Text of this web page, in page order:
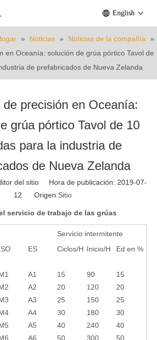
English
» Noticias » Noticias de la compañía
»
en Oceanía: solución de grúa pórtico Tavol de
de prefabricados de Nueva Zelanda
de precisión en Oceanía:
grúa pórtico Tavol de 10
para la industria de
de Nueva Zelanda
del sitio Hora de publicación: 2019-07-
12 Origen:Sitio
servicio de trabajo de las grúas
Servicio intermitente
ES Ciclos/H Inicio/H Ed en %
A1 15 90
15
A2 20 120
20
A3 25 150
25
A4 30 180
30
A5 40 240
40
A6 50 300
50